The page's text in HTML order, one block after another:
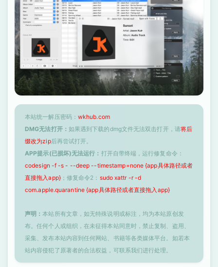
本站统一解压密码： wkhub.com
DMG无法打开： 如果遇到下载的dmg文件无法双击打开，请将后
缀改为zip后再尝试打开。
APP提示(已损坏)无法运行： 打开自带终端，运行修复命令：
codesign -f -s - --deep --timestamp=none {app具体路径或者
直接拖入app}；修复命令2： sudo xattr -r -d
com.apple.quarantine {app具体路径或者直接拖入app}
声明：本站所有文章，如无特殊说明或标注，均为本站原创发
布。任何个人或组织，在未征得本站同意时，禁止复制、盗用、
采集、发布本站内容到任何网站、书籍等各类媒体平台。如若本
站内容侵犯了原著者的合法权益，可联系我们进行处理。